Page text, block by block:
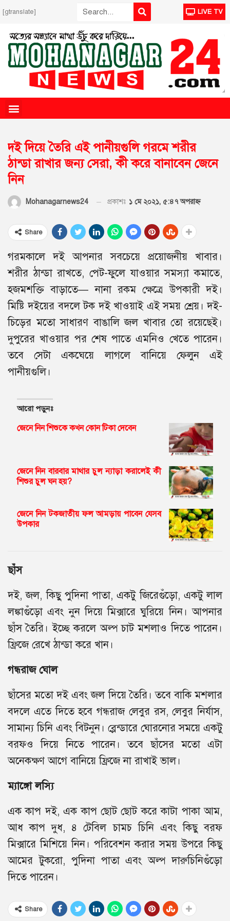
[gtranslate] LIVE TV
দই দিয়ে তৈরি এই পানীয়গুলি গরমে শরীর
ঠান্ডা রাখার জন্য সেরা, কী করে বানাবেন জেনে
নিন
Mohanagarnews24 প্রকাশঃ ১ মে ২০২১, ৫:৪৭ অপরাহ্ণ
Share
গরমকালে দই আপনার সবচেয়ে প্রয়োজনীয় খাবার।
শরীর ঠান্ডা রাখতে, পেট-ফুলে যাওয়ার সমস্যা কমাতে,
হজমশক্তি বাড়াতে— নানা রকম ক্ষেত্রে উপকারী দই।
মিষ্টি দইয়ের বদলে টক দই খাওয়াই এই সময় শ্রেয়। দই-
চিড়ের মতো সাধারণ বাঙালি জল খাবার তো রয়েছেই।
দুপুরের খাওয়ার পর শেষ পাতে এমনিও খেতে পারেন।
তবে সেটা একঘেয়ে লাগলে বানিয়ে ফেলুন এই
পানীয়গুলি।
আরো পড়ুনঃ
জেনে নিন শিশুকে কখন কোন টিকা দেবেন
জেনে নিন বারবার মাথার চুল ন্যাড়া করালেই কী
শিশুর চুল ঘন হয়?
জেনে নিন টকজাতীয় ফল আমড়ায় পাবেন যেসব
উপকার
ছাঁস
দই, জল, কিছু পুদিনা পাতা, একটু জিরেগুঁড়ো, একটু লাল
লঙ্কাগুঁড়ো এবং নুন দিয়ে মিক্সারে ঘুরিয়ে নিন। আপনার
ছাঁস তৈরি। ইচ্ছে করলে অল্প চাট মশলাও দিতে পারেন।
ফ্রিজে রেখে ঠান্ডা করে খান।
গন্ধরাজ ঘোল
ছাঁসের মতো দই এবং জল দিয়ে তৈরি। তবে বাকি মশলার
বদলে এতে দিতে হবে গন্ধরাজ লেবুর রস, লেবুর নির্যাস,
সামান্য চিনি এবং বিটনুন। ব্লেন্ডারে ঘোরনোর সময়ে একটু
বরফও দিয়ে নিতে পারেন। তবে ছাঁসের মতো এটা
অনেকক্ষণ আগে বানিয়ে ফ্রিজে না রাখাই ভাল।
ম্যাঙ্গো লস্যি
এক কাপ দই, এক কাপ ছোট ছোট করে কাটা পাকা আম,
আধ কাপ দুধ, ৪ টেবিল চামচ চিনি এবং কিছু বরফ
মিক্সারে মিশিয়ে নিন। পরিবেশন করার সময় উপরে কিছু
আমের টুকরো, পুদিনা পাতা এবং অল্প দারুচিনিগুঁড়ো
দিতে পারেন।
Share